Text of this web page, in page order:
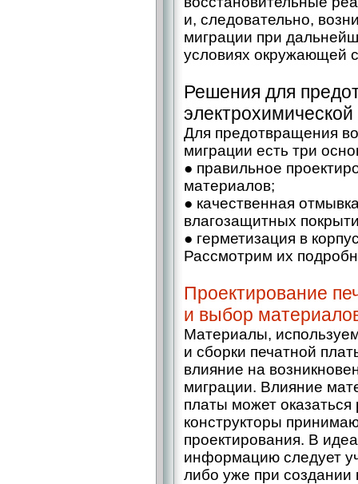
и, следовательно,
миграции при
условиях окружающей
Решения для
Для предотвращения
миграции есть три
● правильное
материалов;
● качественная
влагозащитных
● герметизация в
Рассмотрим их
Проектирование
и выбор
Материалы,
и сборки печатной
влияние на
миграции. Влияние
платы может
конструкторы
проектирования. В
информацию следует
либо уже при создании